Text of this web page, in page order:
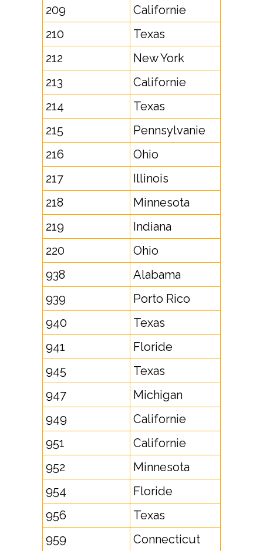
209
Californie
210
Texas
212
New York
213
Californie
214
Texas
215
Pennsylvanie
216
Ohio
217
Illinois
218
Minnesota
219
Indiana
220
Ohio
938
Alabama
939
Porto Rico
940
Texas
941
Floride
945
Texas
947
Michigan
949
Californie
951
Californie
952
Minnesota
954
Floride
956
Texas
959
Connecticut